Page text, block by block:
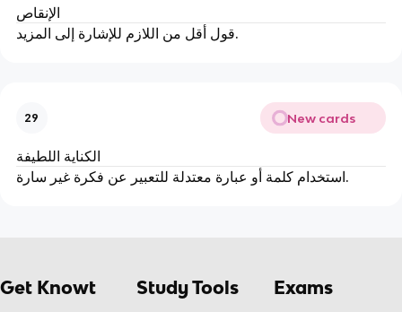
الإنقاص
قول أقل من اللازم للإشارة إلى المزيد.
29 New cards
الكناية اللطيفة
استخدام كلمة أو عبارة معتدلة للتعبير عن فكرة غير سارة.
Get Knowt Study Tools Exams